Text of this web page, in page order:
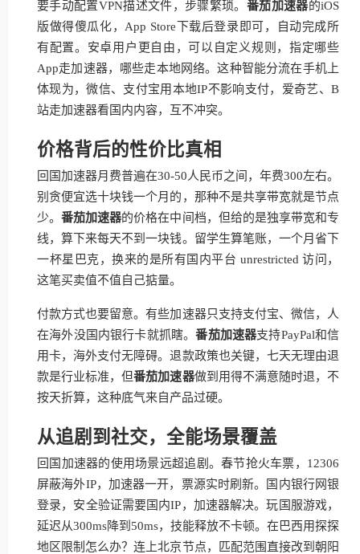
要手动配置VPN描述文件，步骤繁琐。 番茄加速器的iOS
版做得傻瓜化，App Store下载后登录即可，自动完成所
有配置。安卓用户更自由，可以自定义规则，指定哪些
App走加速器，哪些走本地网络。这种智能分流在手机上
体现为，微信、支付宝用本地IP不影响支付，爱奇艺、B
站走加速器看国内内容，互不冲突。
价格背后的性价比真相
回国加速器月费普遍在30-50人民币之间，年费300左右。
别贪便宜选十块钱一个月的，那种不是共享带宽就是节点
少。番茄加速器的价格在中间档，但给的是独享带宽和专
线，算下来每天不到一块钱。留学生算笔账，一个月省下
一杯星巴克，换来的是所有国内平台 unrestricted 访问，
这笔买卖值不值自己掂量。
付款方式也要留意。有些加速器只支持支付宝、微信，人
在海外没国内银行卡就抓瞎。番茄加速器支持PayPal和信
用卡，海外支付无障碍。退款政策也关键，七天无理由退
款是行业标准，但番茄加速器做到用得不满意随时退，不
按天折算，这种底气来自产品过硬。
从追剧到社交，全能场景覆盖
回国加速器的使用场景远超追剧。春节抢火车票，12306
屏蔽海外IP，加速器一开，票源实时刷新。国内银行网银
登录，安全验证需要国内IP，加速器解决。玩国服游戏，
延迟从300ms降到50ms，技能释放不卡顿。在巴西用探探
地区限制怎么办？连上北京节点，匹配范围直接改到朝阳